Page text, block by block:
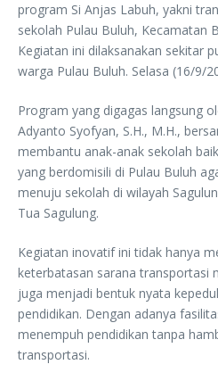
program Si Anjas Labuh, yakni
sekolah Pulau Buluh, Kecamatan
Kegiatan ini dilaksanakan sekitar
warga Pulau Buluh. Selasa (16/9/
Program yang digagas langsung
Adyanto Syofyan, S.H., M.H.,
membantu anak-anak sekolah
yang berdomisili di Pulau Buluh
menuju sekolah di wilayah
Tua Sagulung.
Kegiatan inovatif ini tidak hanya
keterbatasan sarana transportasi
juga menjadi bentuk nyata
pendidikan. Dengan adanya
menempuh pendidikan tanpa
transportasi.